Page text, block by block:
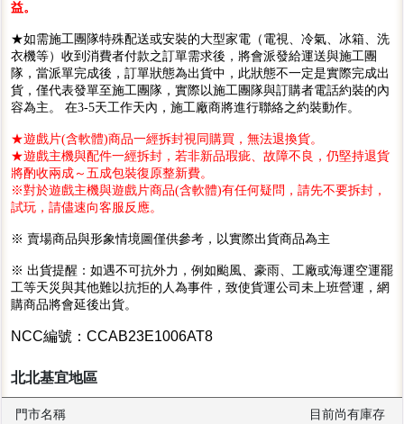
益。
★如需施工團隊特殊配送或安裝的大型家電（電視、冷氣、冰箱、洗
衣機等）收到消費者付款之訂單需求後，將會派發給運送與施工團
隊，當派單完成後，訂單狀態為出貨中，此狀態不一定是實際完成出
貨，僅代表發單至施工團隊，實際以施工團隊與訂購者電話約裝的內
容為主。 在3-5天工作天內，施工廠商將進行聯絡之約裝動作。
★遊戲片(含軟體)商品一經拆封視同購買，無法退換貨。
★遊戲主機與配件一經拆封，若非新品瑕疵、故障不良，仍堅持退貨
將酌收兩成～五成包裝復原整新費。
※對於遊戲主機與遊戲片商品(含軟體)有任何疑問，請先不要拆封，
試玩，請儘速向客服反應。
※ 賣場商品與形象情境圖僅供參考，以實際出貨商品為主
※ 出貨提醒：如遇不可抗外力，例如颱風、豪雨、工廠或海運空運罷
工等天災與其他難以抗拒的人為事件，致使貨運公司未上班營運，網
購商品將會延後出貨。
NCC編號：CCAB23E1006AT8
北北基宜地區
門市名稱 目前尚有庫存